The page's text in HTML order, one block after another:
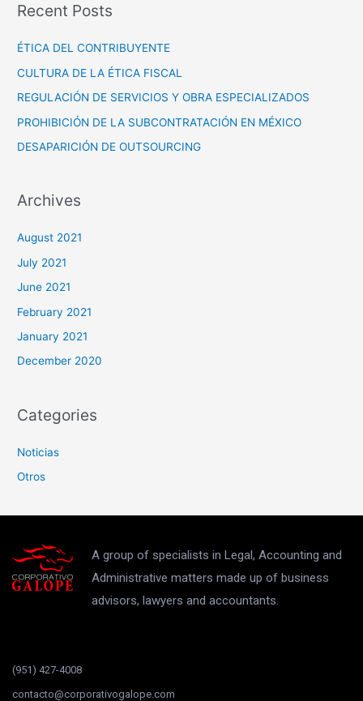
r
c
o
r
:
Recent Posts
ÉTICA DEL CONTRIBUYENTE
CULTURA DE LA ÉTICA FISCAL
REGULACIÓN DE SERVICIOS Y OBRA ESPECIALIZADOS
PROHIBICIÓN DE LA SUBCONTRATACIÓN EN MÉXICO
DESAPARICIÓN DE OUTSOURCING
Archives
August 2021
July 2021
June 2021
February 2021
January 2021
December 2020
Categories
Noticias
Otros
A group of specialists in Legal, Accounting and
Administrative matters made up of business
advisors, lawyers and accountants.
(951) 427-4008
contacto@corporativogalope.com